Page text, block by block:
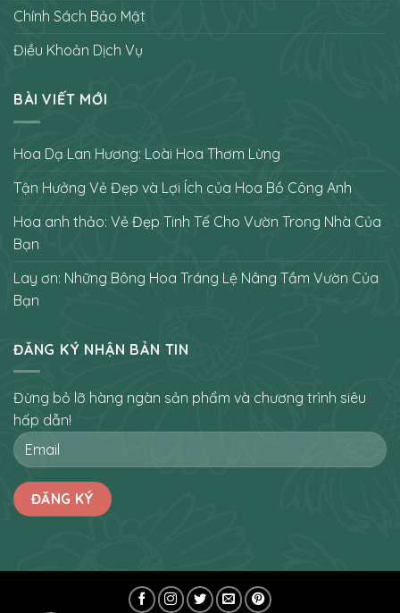
Chính Sách Bảo Mật
Điều Khoản Dịch Vụ
BÀI VIẾT MỚI
Hoa Dạ Lan Hương: Loài Hoa Thơm Lừng
Tận Hưởng Vẻ Đẹp và Lợi Ích của Hoa Bồ Công Anh
Hoa anh thảo: Vẻ Đẹp Tinh Tế Cho Vườn Trong Nhà Của
Bạn
Lay ơn: Những Bông Hoa Tráng Lệ Nâng Tầm Vườn Của
Bạn
ĐĂNG KÝ NHẬN BẢN TIN
Đừng bỏ lỡ hàng ngàn sản phẩm và chương trình siêu
hấp dẫn!